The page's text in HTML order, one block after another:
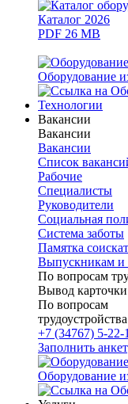
Каталог 2026
PDF 26 MB
Оборудование
Технологии
Вакансии
Вакансии
Вакансии
Список
Рабочие
Специалисты
Руководители
Cоциальная
Система заботы
Памятка
Выпускникам и
По вопросам
Вывод карточки
По вопросам
трудоустройства
+7 (34767) 5-22-
Заполнить
Оборудование